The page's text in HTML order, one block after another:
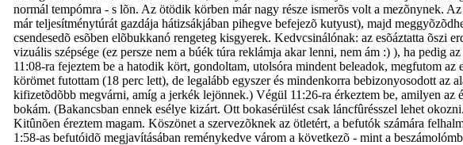
normál tempómra - s lõn. Az ötödik körben már nagy része ismerõs volt a mezõnynek.
már teljesítménytúrát gazdája hátizsákjában pihegve befejezõ kutyust), majd
csendesedõ esõben elõbukkanó rengeteg kisgyerek. Kedvcsinálónak: az esõáztatta õszi
vizuális szépsége (ez persze nem a búék túra reklámja akar lenni, nem ám :) ), ha pedig
11:08-ra fejeztem be a hatodik kört, gondoltam, utolsóra mindent beleadok, megfutom
körömet futottam (18 perc lett), de legalább egyszer és mindenkorra bebizonyosodott
kifizetõdõbb megvárni, amíg a jerkék lejönnek.) Végül 11:26-ra érkeztem be, amilyen az
bokám. (Bakancsban ennek esélye kizárt. Ott bokasérülést csak láncfûrésszel lehet
Kitûnõen éreztem magam. Köszönet a szervezõknek az ötletért, a befutók számára
1:58-as befutóidõ megjavításában reménykedve várom a következõ - mint a